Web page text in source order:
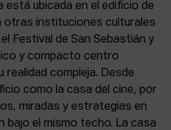
está ubicada en el edificio de
otras instituciones culturales
Festival de San Sebastián y
y compacto centro
realidad compleja. Desde
como la casa del cine, por
miradas y estrategias en
bajo el mismo techo. La casa